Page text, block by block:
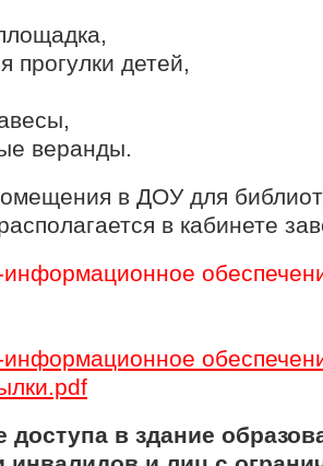
прогулки детей,
веранды.
в ДОУ для
в кабинете
информационное
информационное
доступа в здание